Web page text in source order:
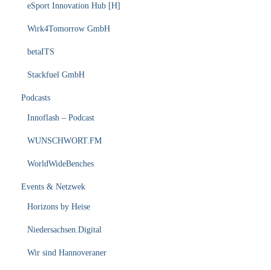
eSport Innovation Hub [H]
Wirk4Tomorrow GmbH
betaITS
Stackfuel GmbH
Podcasts
Innoflash – Podcast
WUNSCHWORT.FM
WorldWideBenches
Events & Netzwek
Horizons by Heise
Niedersachsen.Digital
Wir sind Hannoveraner